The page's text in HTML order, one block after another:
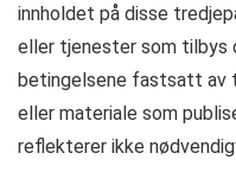
innholdet på disse
eller tjenester som tilbys
betingelsene fastsatt av
eller materiale som
reflekterer ikke